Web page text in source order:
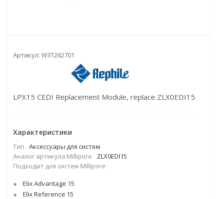
Артикул: W3T262701
LPX15 CEDI Replacement Module, replace ZLX0EDI15
Характеристики
Тип
Аксессуары для систем
Аналог артикула Millipore
ZLX0EDI15
Подходит для систем Millipore
Elix Advantage 15
Elix Reference 15